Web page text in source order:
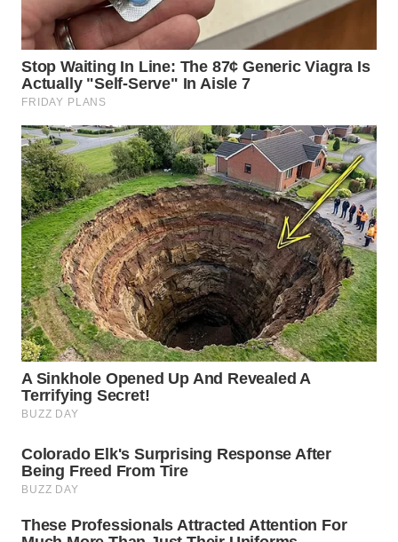
WN
DANAU
TOBA
WN
WN
LANGKAT
WN
TAPANULI
SELATAN
WN
TANJUNG
LESUNG
WN
KARO
WN
SIMALUNGUN
WN